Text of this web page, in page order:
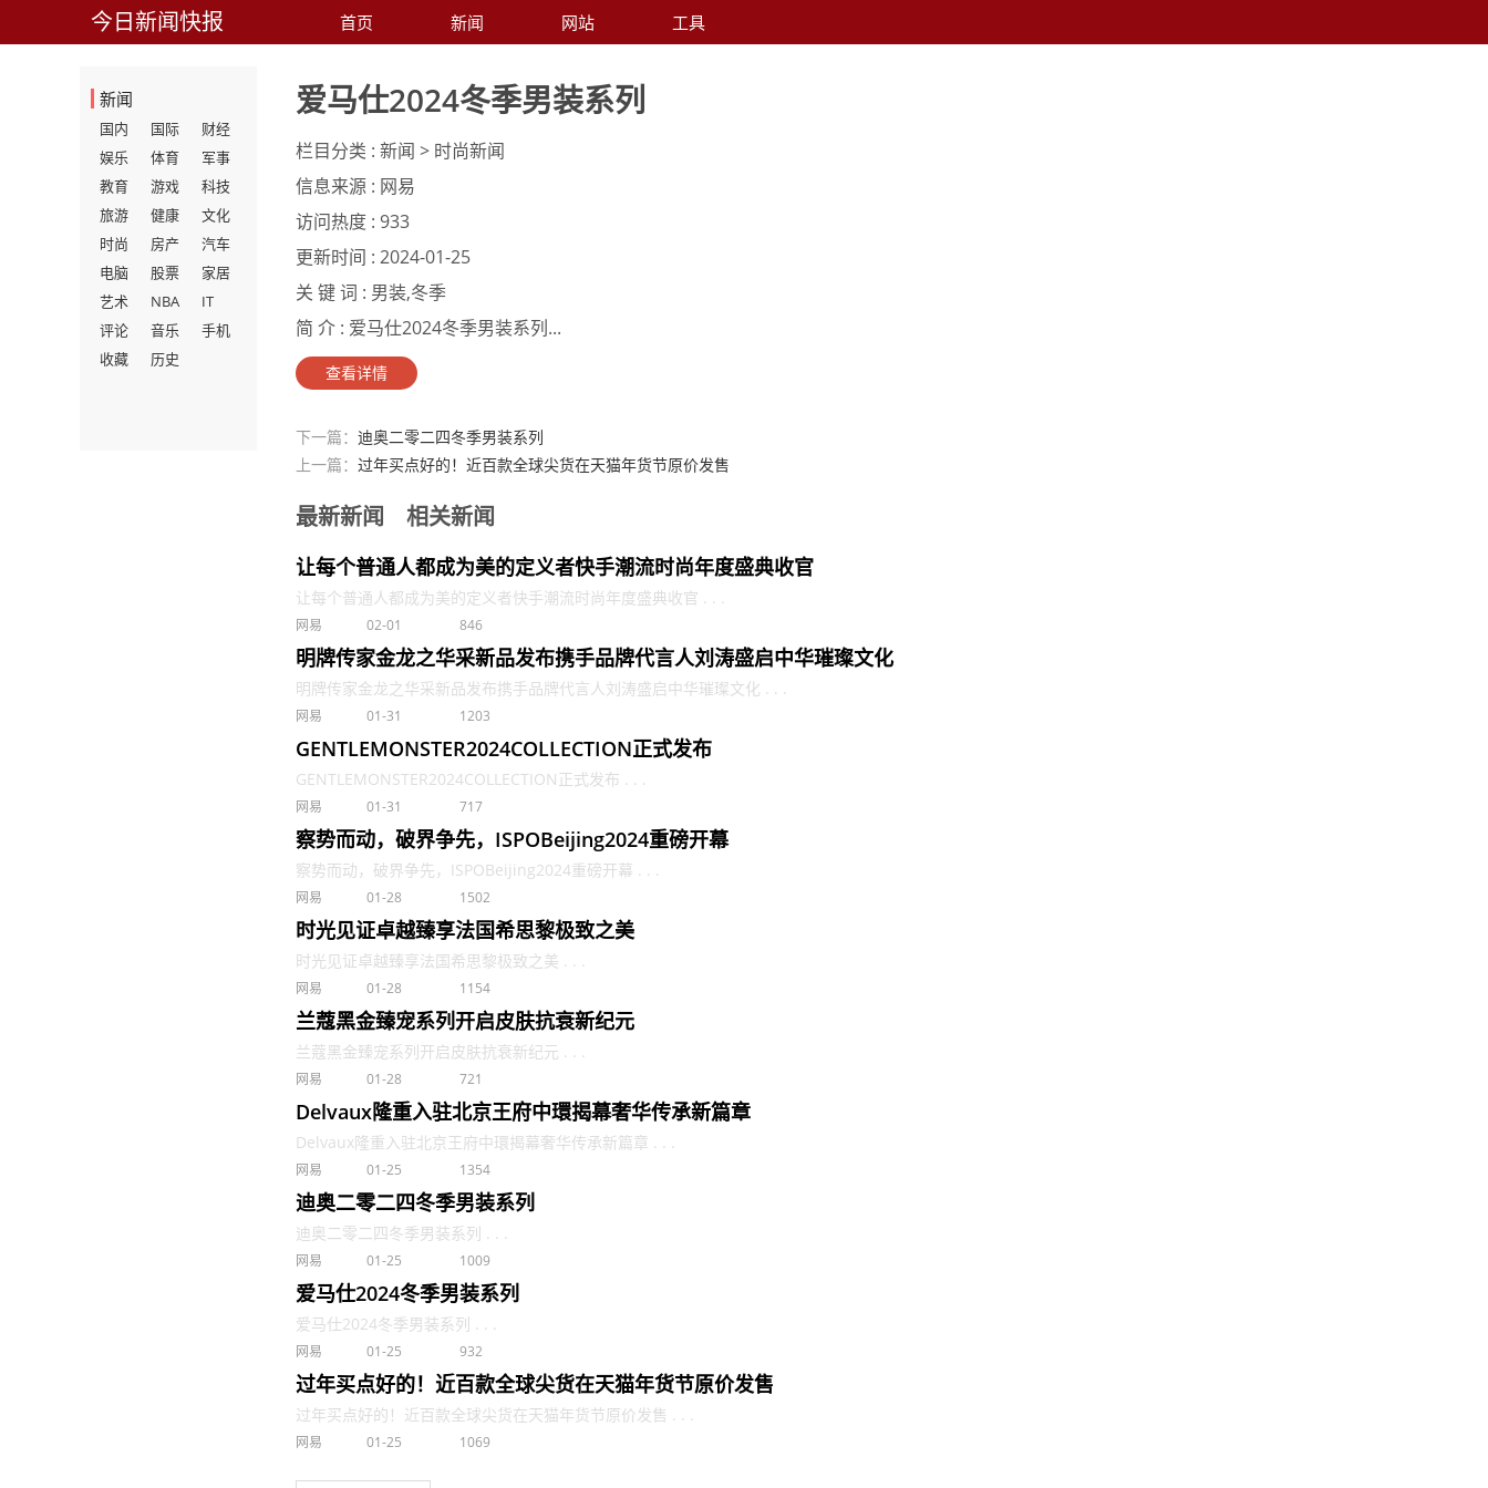
今日新闻快报 首页 新闻 网站 工具
新闻
国内 国际
财经
娱乐
体育
军事
教育
游戏
科技
旅游
健康
文化
时尚
房产
汽车
电脑
股票
家居
艺术
NBA
IT
评论
音乐
手机
收藏
历史
爱马仕2024冬季男装系列
栏目分类 : 新闻 > 时尚新闻
信息来源 : 网易
访问热度 : 933
更新时间 : 2024-01-25
关 键 词 : 男装,冬季
简 介 : 爱马仕2024冬季男装系列...
查看详情
下一篇： 迪奥二零二四冬季男装系列
上一篇： 过年买点好的！近百款全球尖货在天猫年货节原价发售
最新新闻 相关新闻
让每个普通人都成为美的定义者快手潮流时尚年度盛典收官
让每个普通人都成为美的定义者快手潮流时尚年度盛典收官 . . .
网易 02-01 846
明牌传家金龙之华采新品发布携手品牌代言人刘涛盛启中华璀璨文化
明牌传家金龙之华采新品发布携手品牌代言人刘涛盛启中华璀璨文化 . . .
网易 01-31 1203
GENTLEMONSTER2024COLLECTION正式发布
GENTLEMONSTER2024COLLECTION正式发布 . . .
网易 01-31 717
察势而动，破界争先，ISPOBeijing2024重磅开幕
察势而动，破界争先，ISPOBeijing2024重磅开幕 . . .
网易 01-28 1502
时光见证卓越臻享法国希思黎极致之美
时光见证卓越臻享法国希思黎极致之美 . . .
网易 01-28 1154
兰蔻黑金臻宠系列开启皮肤抗衰新纪元
兰蔻黑金臻宠系列开启皮肤抗衰新纪元 . . .
网易 01-28 721
Delvaux隆重入驻北京王府中環揭幕奢华传承新篇章
Delvaux隆重入驻北京王府中環揭幕奢华传承新篇章 . . .
网易 01-25 1354
迪奥二零二四冬季男装系列
迪奥二零二四冬季男装系列 . . .
网易 01-25 1009
爱马仕2024冬季男装系列
爱马仕2024冬季男装系列 . . .
网易 01-25 932
过年买点好的！近百款全球尖货在天猫年货节原价发售
过年买点好的！近百款全球尖货在天猫年货节原价发售 . . .
网易 01-25 1069